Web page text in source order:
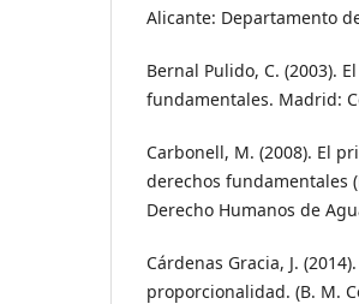
Alicante: Departamento
Bernal Pulido, C. (2003).
fundamentales. Madrid:
Carbonell, M. (2008). El
derechos fundamentales
Derecho Humanos de
Cárdenas Gracia, J.
proporcionalidad. (B. M.